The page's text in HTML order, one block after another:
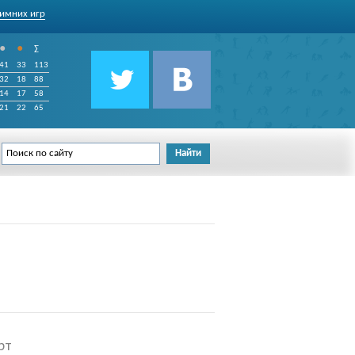
игр
• •
∑
41 33
113
32 18
88
14 17
58
21 22 65